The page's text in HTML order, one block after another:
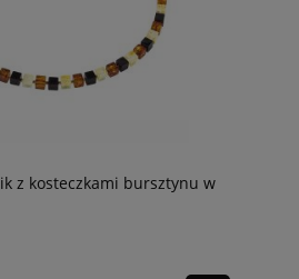
z kosteczkami bursztynu w